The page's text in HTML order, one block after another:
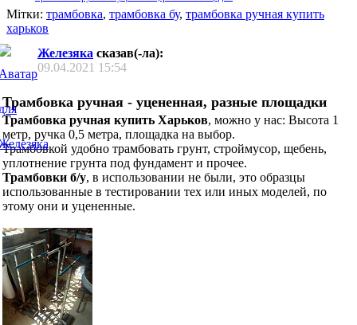
Мітки: трамбовка, трамбовка бу, трамбовка ручная купить
харьков
Железяка сказав(-ла):
09.04.2021 15:54
Трамбовка ручная - уцененная, разные площадки
Трамбовка ручная купить Харьков, можно у нас: Высота 1
метр, ручка 0,5 метра, площадка на выбор.
Трамбовкой удобно трамбовать грунт, строймусор, щебень,
уплотнение грунта под фундамент и прочее.
Трамбовки б/у, в использовании не были, это образцы
использованные в тестировании тех или иных моделей, по
этому они и уцененные.